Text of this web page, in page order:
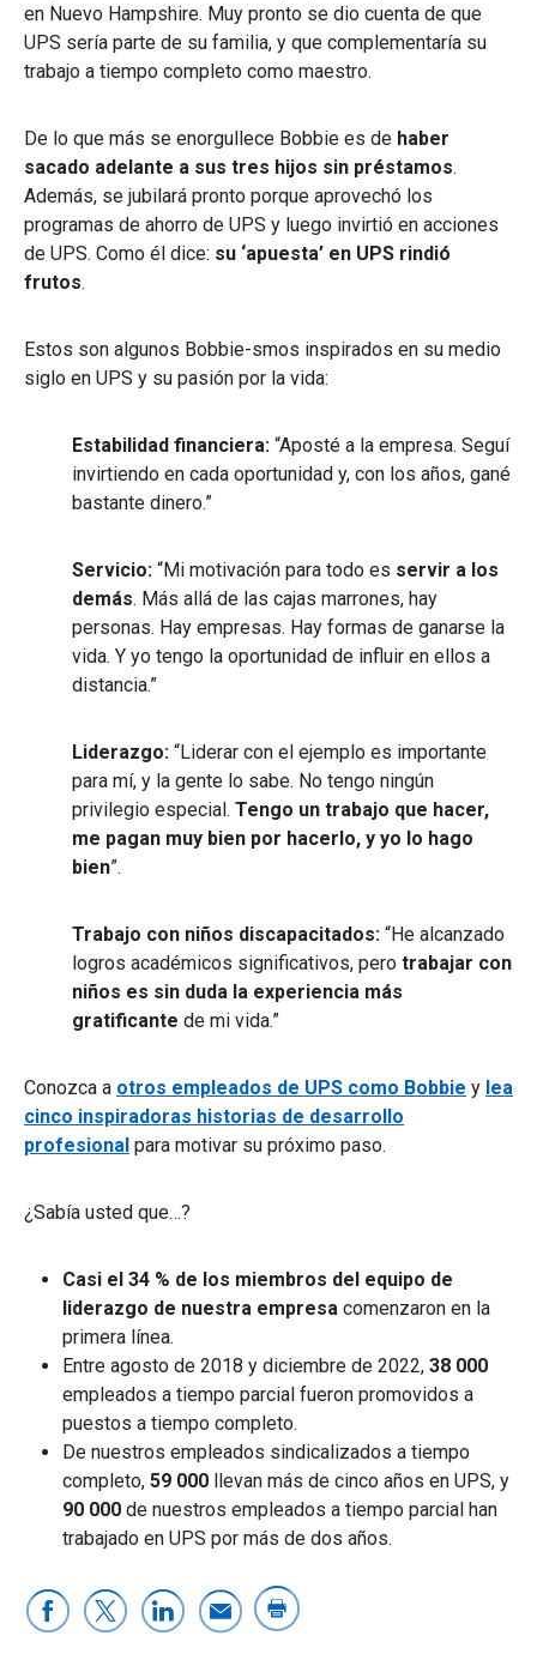
en Nuevo Hampshire. Muy pronto se dio cuenta de que
UPS sería parte de su familia, y que complementaría su
trabajo a tiempo completo como maestro.
De lo que más se enorgullece Bobbie es de haber
sacado adelante a sus tres hijos sin préstamos.
Además, se jubilará pronto porque aprovechó los
programas de ahorro de UPS y luego invirtió en acciones
de UPS. Como él dice: su ‘apuesta’ en UPS rindió
frutos.
Estos son algunos Bobbie-smos inspirados en su medio
siglo en UPS y su pasión por la vida:
Estabilidad financiera: “Aposté a la empresa. Seguí
invirtiendo en cada oportunidad y, con los años, gané
bastante dinero.”
Servicio: “Mi motivación para todo es servir a los
demás. Más allá de las cajas marrones, hay
personas. Hay empresas. Hay formas de ganarse la
vida. Y yo tengo la oportunidad de influir en ellos a
distancia.”
Liderazgo: “Liderar con el ejemplo es importante
para mí, y la gente lo sabe. No tengo ningún
privilegio especial. Tengo un trabajo que hacer,
me pagan muy bien por hacerlo, y yo lo hago
bien”.
Trabajo con niños discapacitados: “He alcanzado
logros académicos significativos, pero trabajar con
niños es sin duda la experiencia más
gratificante de mi vida.”
Conozca a otros empleados de UPS como Bobbie y lea
cinco inspiradoras historias de desarrollo
profesional para motivar su próximo paso.
¿Sabía usted que…?
Casi el 34 % de los miembros del equipo de
liderazgo de nuestra empresa comenzaron en la
primera línea.
Entre agosto de 2018 y diciembre de 2022, 38 000
empleados a tiempo parcial fueron promovidos a
puestos a tiempo completo.
De nuestros empleados sindicalizados a tiempo
completo, 59 000 llevan más de cinco años en UPS, y
90 000 de nuestros empleados a tiempo parcial han
trabajado en UPS por más de dos años.